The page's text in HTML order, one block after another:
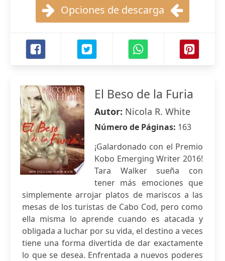
Opciones de descarga
El Beso de la Furia
Autor: Nicola R. White
Número de Páginas: 163
¡Galardonado con el Premio
Kobo Emerging Writer 2016!
Tara Walker sueña con
tener más emociones que
simplemente arrojar platos de mariscos a las
mesas de los turistas de Cabo Cod, pero como
ella misma lo aprende cuando es atacada y
obligada a luchar por su vida, el destino a veces
tiene una forma divertida de dar exactamente
lo que se desea. Enfrentada a nuevos poderes